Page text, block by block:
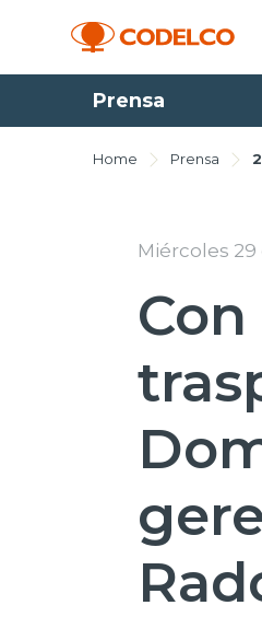
Prensa
Home Prensa
Miércoles